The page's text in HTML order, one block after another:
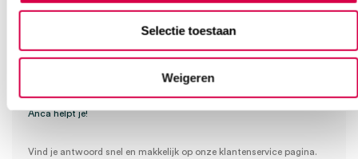
Selectie toestaan
Weigeren
Klantenservice
Heb je een vraag?
Anca helpt je!
Vind je antwoord snel en makkelijk op onze klantenservice pagina.